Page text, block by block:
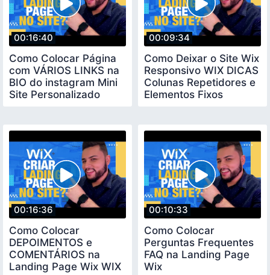
00:16:40
Como Colocar Página
com VÁRIOS LINKS na
BIO do instagram Mini
Site Personalizado
00:09:34
Como Deixar o Site Wix
Responsivo WIX DICAS
Colunas Repetidores e
Elementos Fixos
00:16:36
Como Colocar
DEPOIMENTOS e
COMENTÁRIOS na
Landing Page Wix WIX
00:10:33
Como Colocar
Perguntas Frequentes
FAQ na Landing Page
Wix